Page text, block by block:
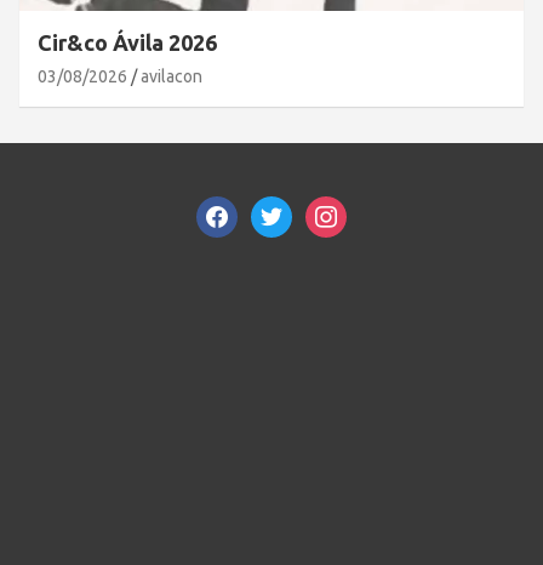
Cir&co Ávila 2026
03/08/2026 avilacon
facebooktwitterinstagram